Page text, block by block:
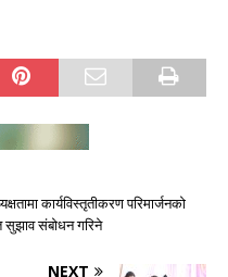
कार्यविस्तृतीकरण परिमार्जनको
सुझाव संबोधन गरिने
NEXT